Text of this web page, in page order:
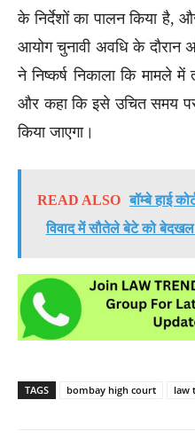
के निर्देशों का पालन किया है,
आयोग चुनावी अवधि के दौरान
ने निष्कर्ष निकाला कि मामले
और कहा कि इसे उचित समय पर
किया जाएगा।
READ ALSO बॉम्बे हाई
विवाद में सौतेले बेटे को
TAGS bombay high court law